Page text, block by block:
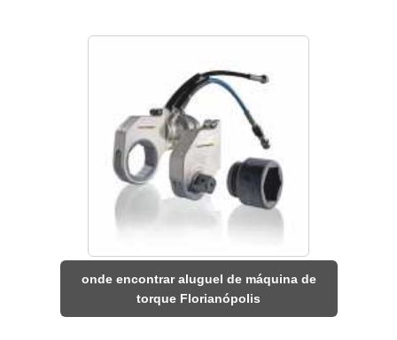
onde encontrar aluguel de máquina de
torque Florianópolis